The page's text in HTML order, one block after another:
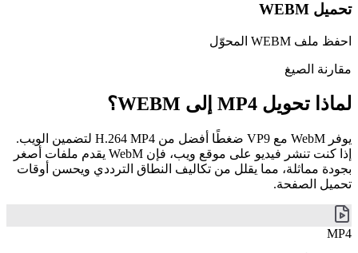
تحميل WEBM
احفظ ملف WEBM المحوّل
مقارنة الصيغ
لماذا تحويل MP4 إلى WEBM؟
يوفر WebM مع VP9 ضغطًا أفضل من H.264 MP4 لتضمين الويب.
إذا كنت تنشر فيديو على موقع ويب، فإن WebM يقدم ملفات أصغر
بجودة مماثلة، مما يقلل من تكاليف النطاق الترددي ويحسن أوقات
تحميل الصفحة.
MP4